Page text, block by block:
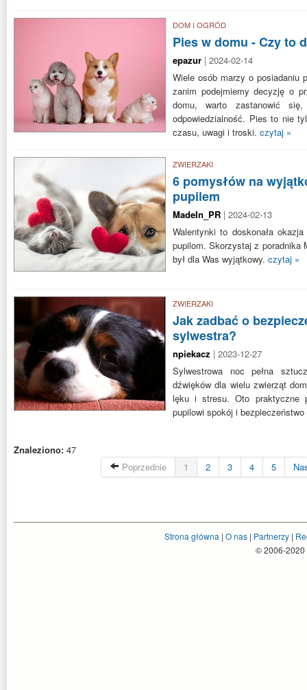
DOM I OGRÓD
Pies w domu - Czy to
epazur | 2024-02-14
Wiele osób marzy o posiadaniu
zanim podejmiemy decyzję o
domu, warto zastanowić
odpowiedzialność. Pies to nie
czasu, uwagi i troski. czytaj »
ZWIERZAKI
6 pomysłów na
pupilem
MadeIn_PR | 2024-02-13
Walentynki to doskonała
pupilom. Skorzystaj z poradnika
był dla Was wyjątkowy. czytaj »
ZWIERZAKI
Jak zadbać o
sylwestra?
npiekacz | 2023-12-27
Sylwestrowa noc pełna
dźwięków dla wielu zwierząt
lęku i stresu. Oto praktyczne
pupilowi spokój i
Znaleziono: 47
Poprzednie
1 2 3 4 5
Strona główna | O nas| Partnerzy|
© 2006-2020